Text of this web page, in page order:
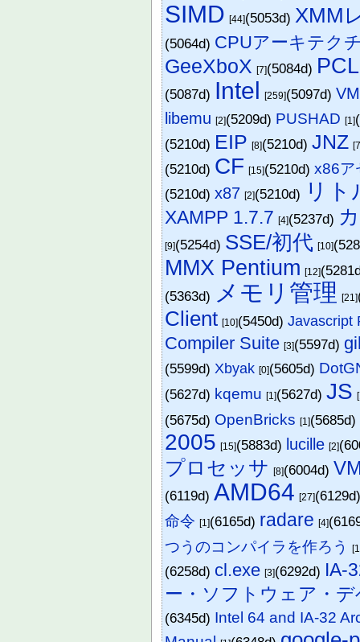
SIMD [44](5053d)XMM
(5064d) CPUアーキテク
GeeXboX [7](5084d)
(5087d) Intel [259](5097d)
libemu [2](5209d) PUSHAD [1]
(5210d) EIP [8](5210d)JNZ
(5210d) CF [15](5210d)x86ア
(5210d)x87 [2](5210d) リ
XAMPP 1.7.7 [4](5237d)
[9](5254d) SSE/初代 [10]
MMX Pentium [12]
(5363d) メモリ管理 [21]
Client [10](5450d)Javascript
Compiler Suite [3](5597d)
(5599d)Xbyak [0](5605d)
(5627d) kqemu [1](5627d)JS
(5675d) OpenBricks [1](5685d)
2005 [15](5883d) lucille [2]
プロセッサ [8](6004d)
(6119d)AMD64 [27]
命令 [1](6165d) radare [4]
つうのコンパイラを作ろう
(6258d) cl.exe [3](6292d) IA-
ー・ソフトウェア・
(6345d) Intel 64 and IA-32